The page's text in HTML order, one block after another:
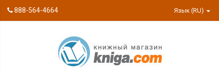
888-564-4664 Язык (RU)